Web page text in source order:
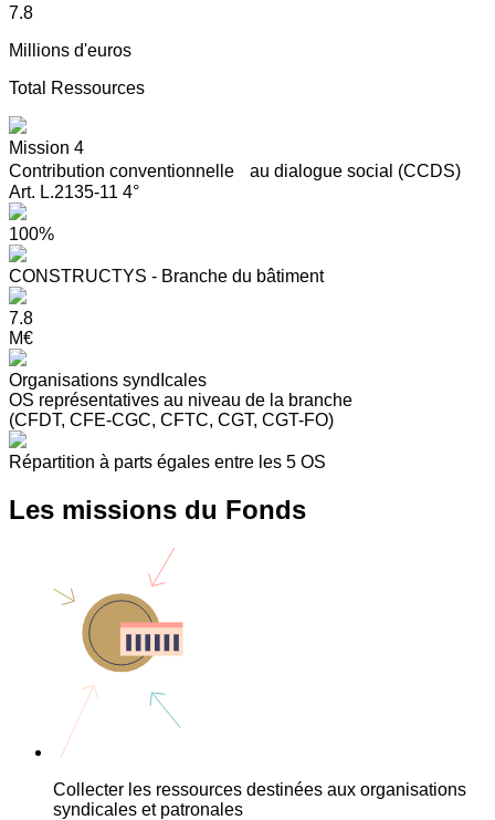
7.8
Millions d'euros
Total Ressources
Mission 4
Contribution conventionnelle au dialogue social (CCDS)
Art. L.2135-11 4°
100%
CONSTRUCTYS - Branche du bâtiment
7.8
M€
Organisations syndIcales
OS représentatives au niveau de la branche
(CFDT, CFE-CGC, CFTC, CGT, CGT-FO)
Répartition à parts égales entre les 5 OS
Les missions du Fonds
Collecter les ressources destinées aux organisations
syndicales et patronales